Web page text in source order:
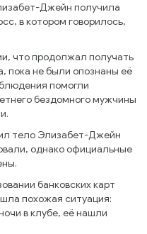
Джейн получила
в котором говорилось,
что продолжал получать
пока не были опознаны её
помогли
бездомного мужчины
тело Элизабет-Джейн
однако официальные
банковских карт
похожая ситуация:
в клубе, её нашли